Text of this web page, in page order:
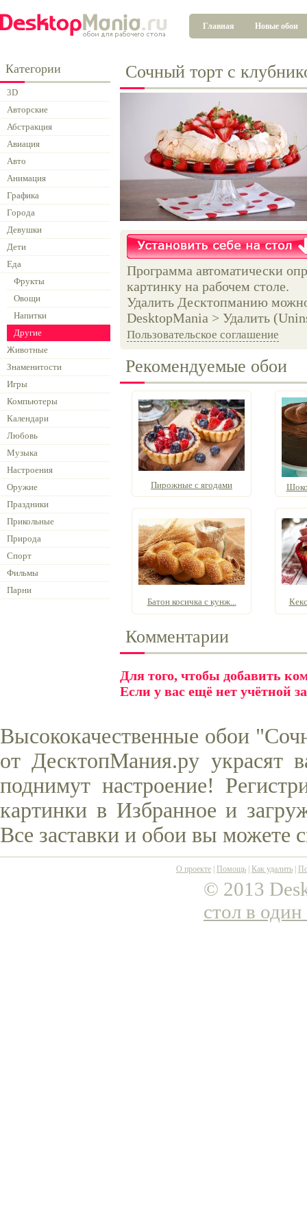
Главная Новые обои
Категории
3D
Авторские
Абстракция
Авиация
Авто
Анимация
Графика
Города
Девушки
Дети
Еда
Фрукты
Овощи
Напитки
Другие
Животные
Знаменитости
Игры
Компьютеры
Календари
Любовь
Музыка
Настроения
Оружие
Праздники
Прикольные
Природа
Спорт
Фильмы
Парни
Сочный торт с
Программа автоматически
картинку на рабочем столе.
Удалить Десктопманию
DesktopMania > Удалить
Пользовательское соглашение
Рекомендуемые обои
Пирожные с ягодами
Батон косичка с кунж...
Комментарии
Для того, чтобы добавить
Если у вас ещё нет учётной
Высококачественные обои
от ДесктопМания.ру украсят
поднимут настроение!
картинки в Избранное и
Все заставки и обои вы можете
О проекте Помощь Как удалить
© 2013
стол в